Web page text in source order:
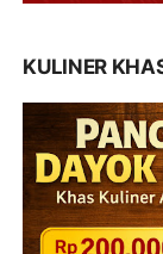
KULINER